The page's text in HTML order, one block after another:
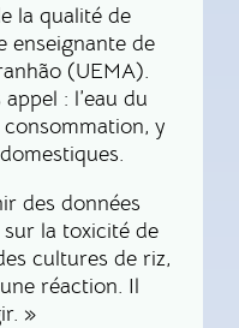
la qualité de
enseignante de
(UEMA).
: l’eau du
y
des données
la toxicité de
cultures de riz,
réaction. Il
»